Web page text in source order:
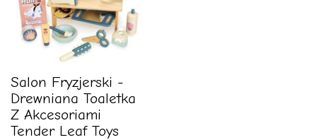
Salon Fryzjerski -
Drewniana Toaletka
Z Akcesoriami
Tender Leaf Toys